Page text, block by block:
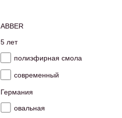
ABBER
5 лет
полиэфирная смола
современный
Германия
овальная